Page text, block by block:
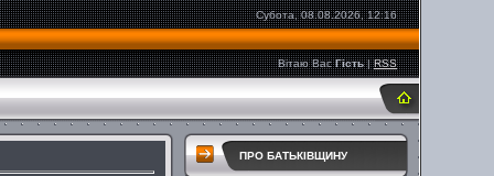
Субота, 08.08.2026, 12:16
Вітаю Вас Гість|RSS
ПРО БАТЬКІВЩИНУ